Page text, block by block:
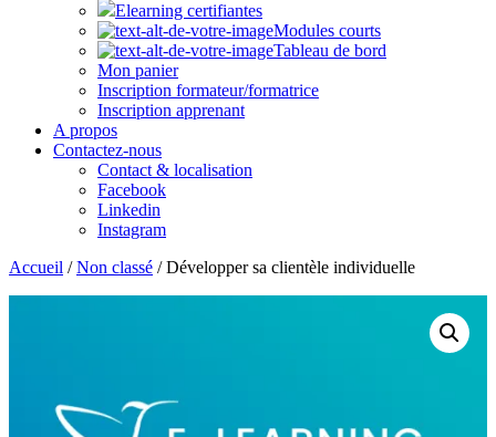
Elearning certifiantes
Modules courts
Tableau de bord
Mon panier
Inscription formateur/formatrice
Inscription apprenant
A propos
Contactez-nous
Contact & localisation
Facebook
Linkedin
Instagram
Accueil /Non classé / Développer sa clientèle individuelle